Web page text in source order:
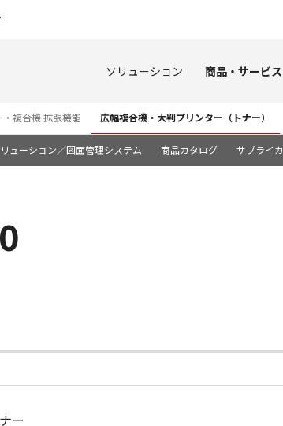
ソリューション 商品・サービス
複合機 拡張機能 広幅複合機・大判プリンター（トナー）
ューション／図面管理システム 商品カタログ サプライ
ー